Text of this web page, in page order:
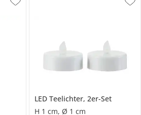
LED Teelichter, 2er-Set
H 1 cm, Ø 1 cm